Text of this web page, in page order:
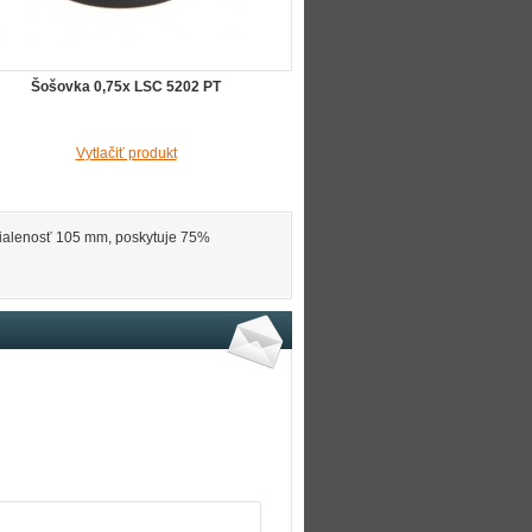
Šošovka 0,75x LSC 5202 PT
Vytlačiť produkt
105 mm, poskytuje 75%